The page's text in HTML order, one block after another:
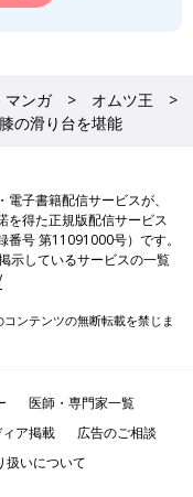
マンガ
オムツ王
の滑り台を堪能
子書籍配信サービスが、
を得た正規版配信サービス
号 第11091000号）です。
示しているサービスの一覧
ンテンツの無断転載を禁じま
医師・専門家一覧
ア掲載
広告のご相談
扱いについて